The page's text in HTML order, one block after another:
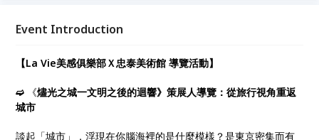
Event Introduction
【La Vie美感俱樂部Ｘ忠泰美術館 導覽活動】
➫ 《燼光之城一文明之後的迴響》策展人導覽：從旅行視角重返
城市
談起「城市」，浮現在你腦海裡的是什麼模樣？是東京密集而有